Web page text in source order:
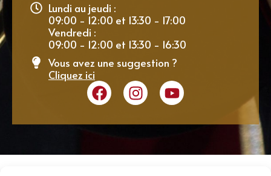
Lundi au jeudi :
09:00 - 12:00 et 13:30 - 17:00
Vendredi :
09:00 - 12:00 et 13:30 - 16:30
Vous avez une suggestion ?
Cliquez ici